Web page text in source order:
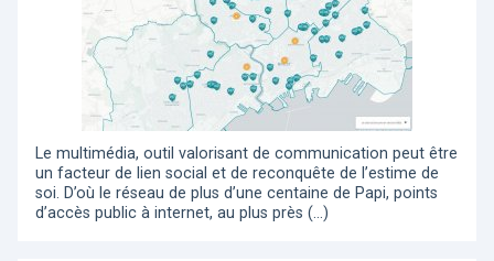
Le multimédia, outil valorisant de communication peut être
un facteur de lien social et de reconquête de l’estime de
soi. D’où le réseau de plus d’une centaine de Papi, points
d’accès public à internet, au plus près (…)